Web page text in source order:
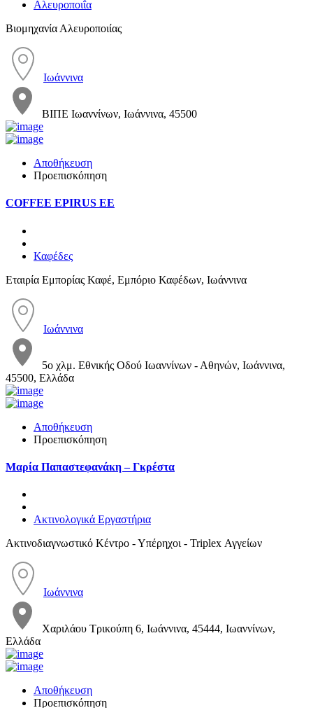
Αλευροποιΐα
Βιομηχανία Αλευροποιίας
Ιωάννινα
ΒΙΠΕ Ιωαννίνων, Ιωάννινα, 45500
Αποθήκευση
Προεπισκόπηση
COFFEE EPIRUS ΕΕ
Καφέδες
Εταιρία Εμπορίας Καφέ, Εμπόριο Καφέδων, Ιωάννινα
Ιωάννινα
5ο χλμ. Εθνικής Οδού Ιωαννίνων - Αθηνών, Ιωάννινα,
45500, Ελλάδα
Αποθήκευση
Προεπισκόπηση
Μαρία Παπαστεφανάκη – Γκρέστα
Ακτινολογικά Εργαστήρια
Ακτινοδιαγνωστικό Κέντρο - Υπέρηχοι - Triplex Αγγείων
Ιωάννινα
Χαριλάου Τρικούπη 6, Ιωάννινα, 45444, Ιωαννίνων,
Ελλάδα
Αποθήκευση
Προεπισκόπηση